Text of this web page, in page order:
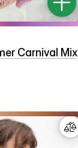
Carnival Mix